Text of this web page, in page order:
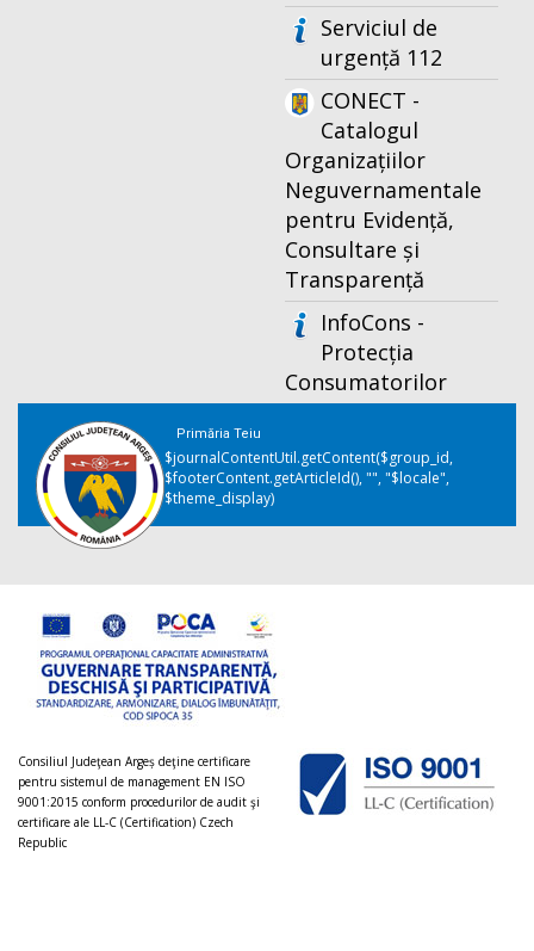
Serviciul de
urgență 112
CONECT -
Catalogul
Organizațiilor
Neguvernamentale
pentru Evidență,
Consultare și
Transparență
InfoCons -
Protecția
Consumatorilor
Primăria Teiu
$journalContentUtil.getContent($group_id,
$footerContent.getArticleId(), "", "$locale",
$theme_display)
Consiliul Judeţean Argeș deţine certificare
pentru sistemul de management EN ISO
9001:2015 conform procedurilor de audit şi
certificare ale LL-C (Certification) Czech
Republic